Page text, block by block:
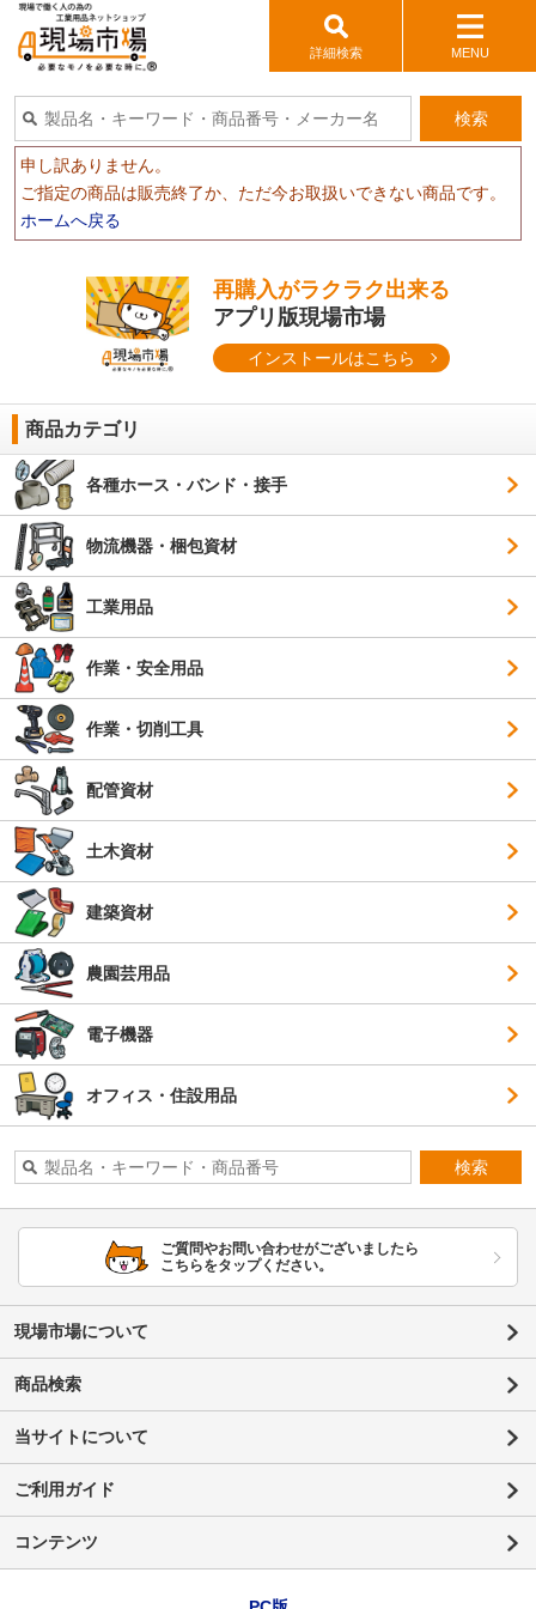
詳細検索 MENU
検索
申し訳ありません。
ご指定の商品は販売終了か、ただ今お取扱いできない商品です。
ホームへ戻る
再購入がラクラク出来る
アプリ版現場市場
インストールはこちら
商品カテゴリ
各種ホース・バンド・接手
物流機器・梱包資材
工業用品
作業・安全用品
作業・切削工具
配管資材
土木資材
建築資材
農園芸用品
電子機器
オフィス・住設用品
検索
ご質問やお問い合わせがございましたら
こちらをタップください。
現場市場について
商品検索
当サイトについて
ご利用ガイド
コンテンツ